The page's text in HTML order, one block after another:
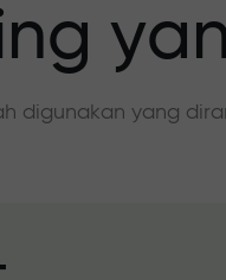
digunakan yang